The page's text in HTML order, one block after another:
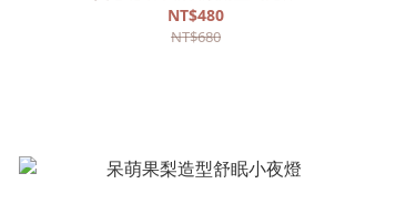
NT$480
NT$680